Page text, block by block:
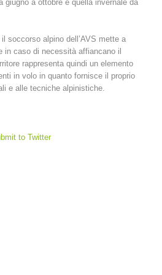
giugno a ottobre e quella invernale da
soccorso alpino dell’AVS mette a
in caso di necessità affiancano il
rappresenta quindi un elemento
in volo in quanto fornisce il proprio
e alle tecniche alpinistiche.